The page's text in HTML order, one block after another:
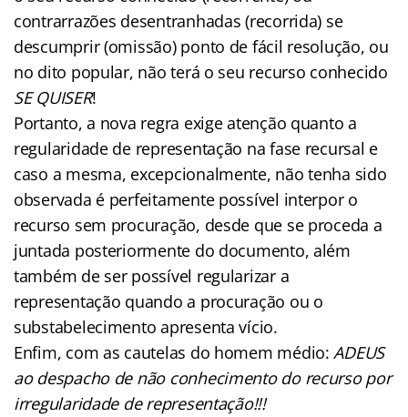
contrarrazões desentranhadas (recorrida) se
descumprir (omissão) ponto de fácil resolução, ou
no dito popular, não terá o seu recurso conhecido
SE QUISER!
Portanto, a nova regra exige atenção quanto a
regularidade de representação na fase recursal e
caso a mesma, excepcionalmente, não tenha sido
observada é perfeitamente possível interpor o
recurso sem procuração, desde que se proceda a
juntada posteriormente do documento, além
também de ser possível regularizar a
representação quando a procuração ou o
substabelecimento apresenta vício.
Enfim, com as cautelas do homem médio:ADEUS
ao despacho de não conhecimento do recurso por
irregularidade de representação!!!